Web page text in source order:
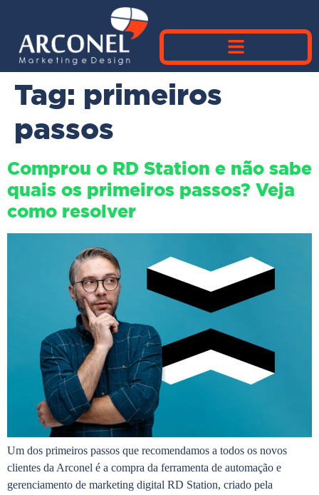
Tag: primeiros
passos
Comprou o RD Station e não sabe
quais os primeiros passos? Veja
como resolver
Um dos primeiros passos que recomendamos a todos os novos
clientes da Arconel é a compra da ferramenta de automação e
gerenciamento de marketing digital RD Station, criado pela